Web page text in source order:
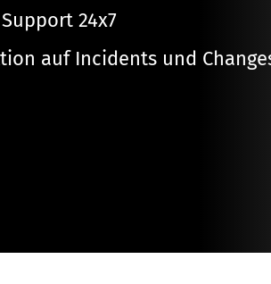
24x7
auf Incidents und